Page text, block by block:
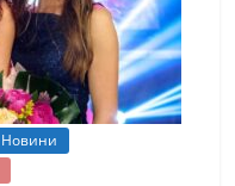
Новини